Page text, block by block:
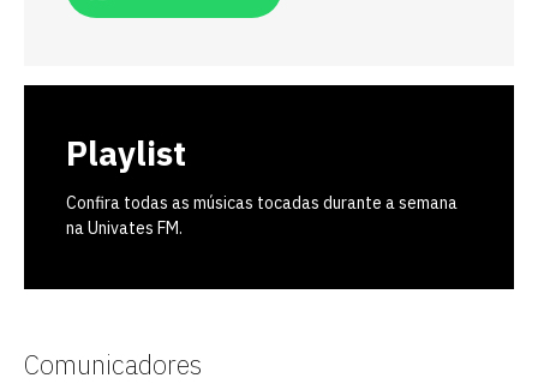
Playlist
Confira todas as músicas tocadas durante a semana
na Univates FM.
Comunicadores